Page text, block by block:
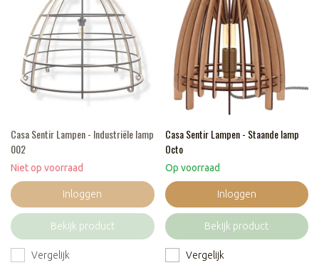
Casa Sentir Lampen - Industriële lamp
002
Niet op voorraad
Inloggen
Bekijk product
Vergelijk
Casa Sentir Lampen - Staande lamp
Octo
Op voorraad
Inloggen
Bekijk product
Vergelijk